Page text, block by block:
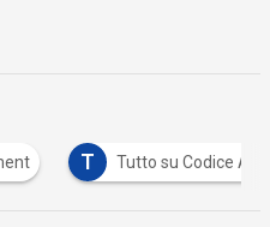
T Tutto su Codice Appalti